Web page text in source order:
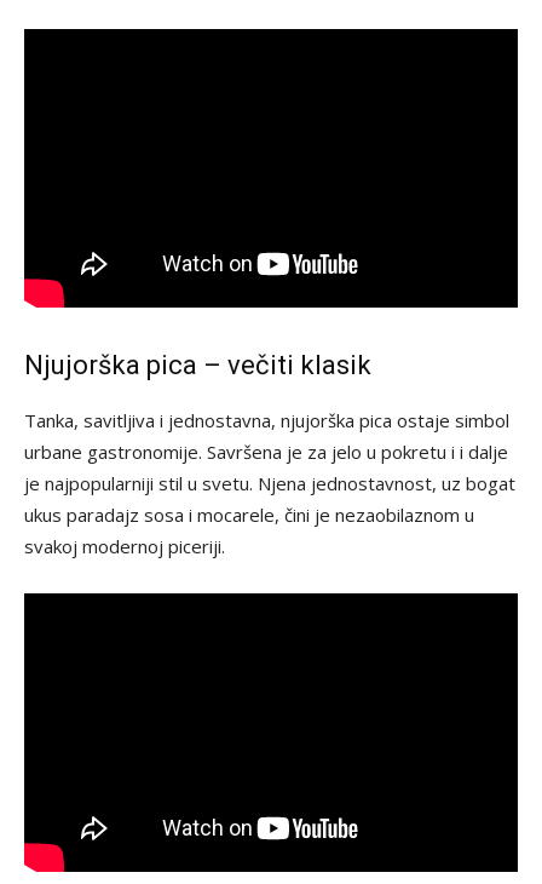
Njujorška pica – večiti klasik
Tanka, savitljiva i jednostavna, njujorška pica ostaje simbol
urbane gastronomije. Savršena je za jelo u pokretu i i dalje
je najpopularniji stil u svetu. Njena jednostavnost, uz bogat
ukus paradajz sosa i mocarele, čini je nezaobilaznom u
svakoj modernoj piceriji.